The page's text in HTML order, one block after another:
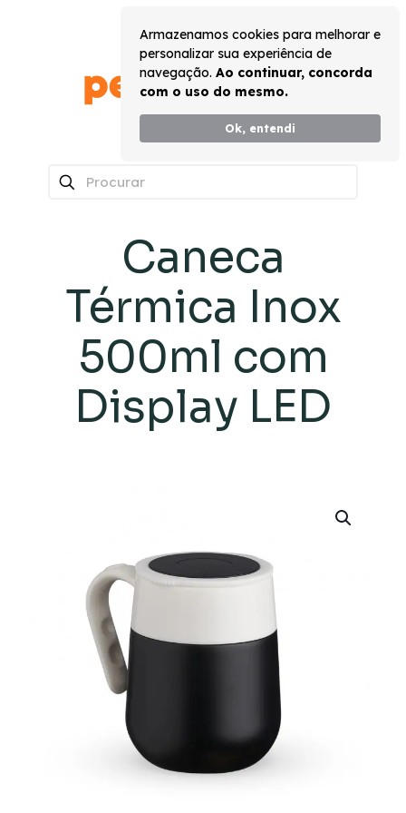
Armazenamos cookies para melhorar e
personalizar sua experiência de
navegação. Ao continuar, concorda
com o uso do mesmo.
Ok, entendi
Caneca
Térmica Inox
500ml com
Display LED